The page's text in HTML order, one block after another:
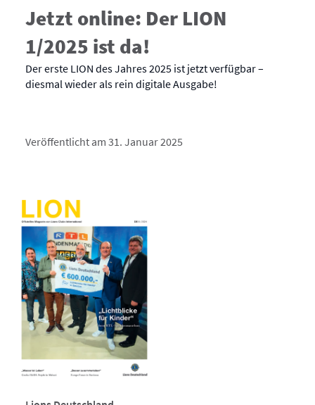
Jetzt online: Der LION
1/2025 ist da!
Der erste LION des Jahres 2025 ist jetzt verfügbar –
diesmal wieder als rein digitale Ausgabe!
Veröffentlicht am 31. Januar 2025